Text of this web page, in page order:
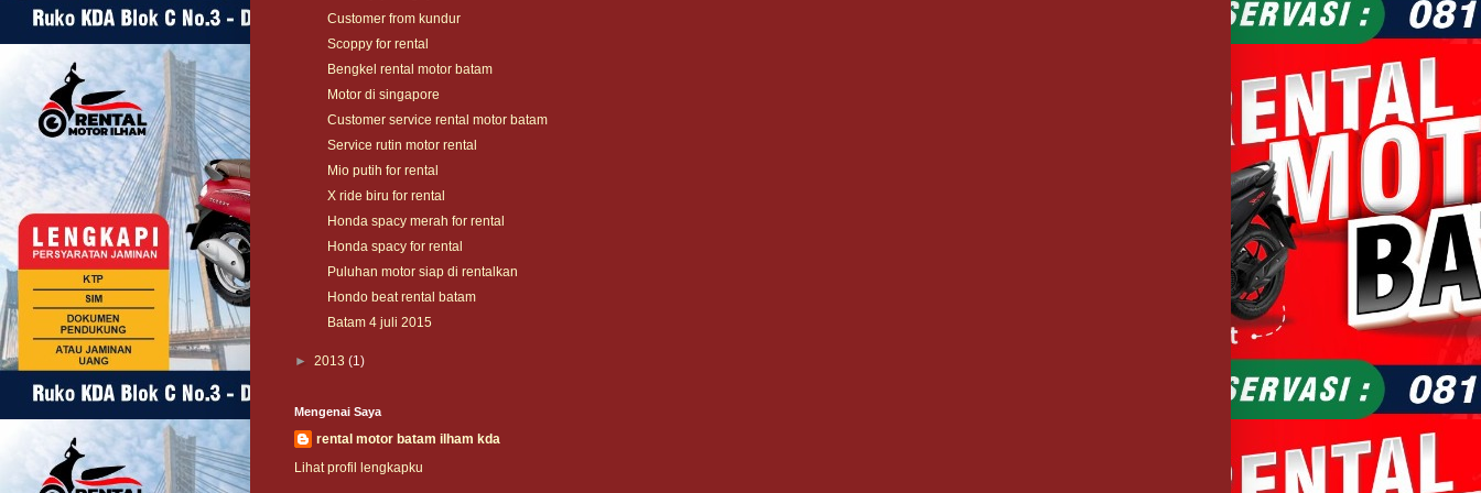
Customer from kundur
Scoppy for rental
Bengkel rental motor batam
Motor di singapore
Customer service rental motor batam
Service rutin motor rental
Mio putih for rental
X ride biru for rental
Honda spacy merah for rental
Honda spacy for rental
Puluhan motor siap di rentalkan
Hondo beat rental batam
Batam 4 juli 2015
► 2013 (1)
Mengenai Saya
rental motor batam ilham kda
Lihat profil lengkapku